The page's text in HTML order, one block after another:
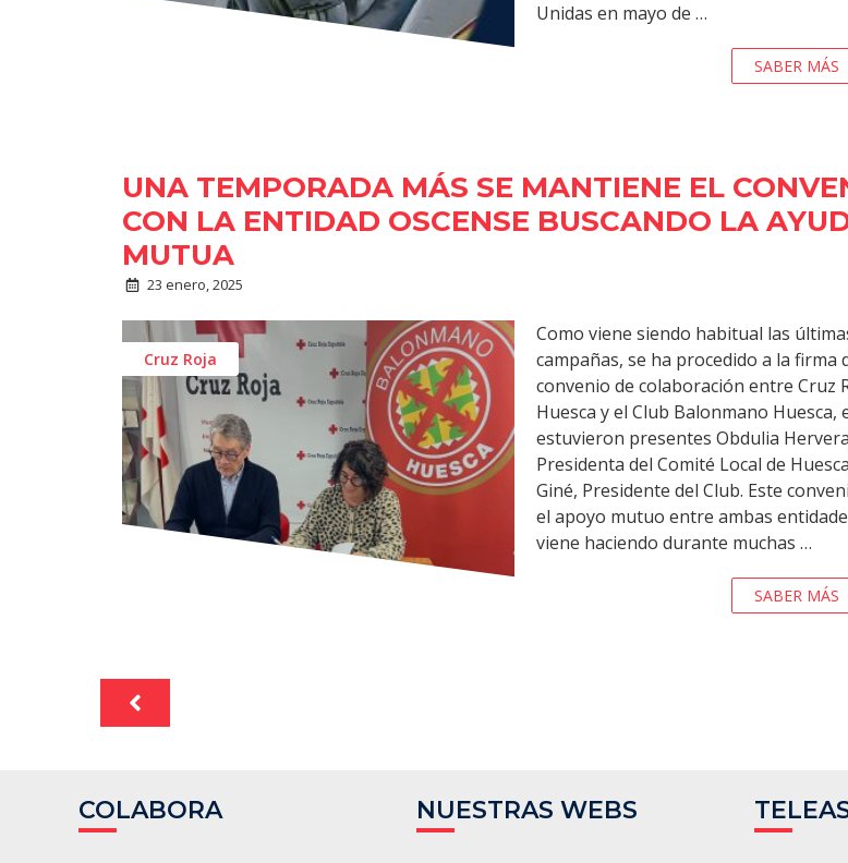
Unidas en mayo de …
SABER MÁS
UNA TEMPORADA MÁS SE MANTIENE EL
CON LA ENTIDAD OSCENSE BUSCANDO LA
MUTUA
23 enero, 2025
Cruz Roja
Como viene siendo habitual las
campañas, se ha procedido a la firma
convenio de colaboración entre Cruz
Huesca y el Club Balonmano Huesca,
estuvieron presentes Obdulia
Presidenta del Comité Local de
Giné, Presidente del Club. Este
el apoyo mutuo entre ambas
viene haciendo durante muchas …
SABER MÁS
COLABORA NUESTRAS WEBS